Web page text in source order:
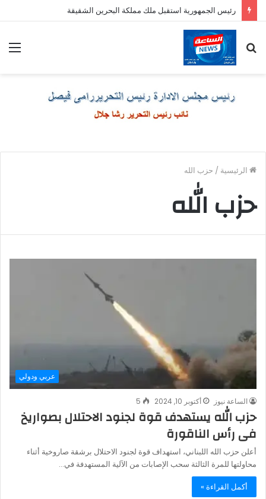
رئيس الجمهورية استقبل ملك مملكة البحرين الشقيقة
عن
الرئيسية / حزب الله
حزب الله
عربي ودولي
الساعة نيوز أكتوبر 10, 2024 5
حزب الله يستهدف قوة لجنود الاحتلال بصواريخ
فى رأس الناقورة
أعلن حزب الله اللبناني، استهداف قوة لجنود الاحتلال برشقة صاروخية أثناء
محاولتها للمرة الثالثة سحب الإصابات من الآلية المستهدفة في…
أكمل القراءة »